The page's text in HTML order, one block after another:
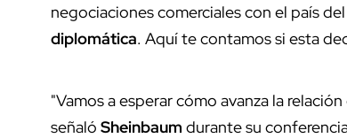
negociaciones comerciales con el país
diplomática. Aquí te contamos si esta
"Vamos a esperar cómo avanza la
señaló Sheinbaum durante su